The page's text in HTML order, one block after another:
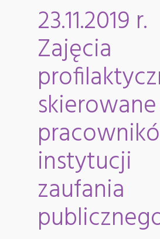
23.11.2019 r.
Zajęcia
instytucji
zaufania